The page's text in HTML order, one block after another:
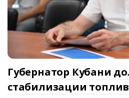
Губернатор Кубани
стабилизации